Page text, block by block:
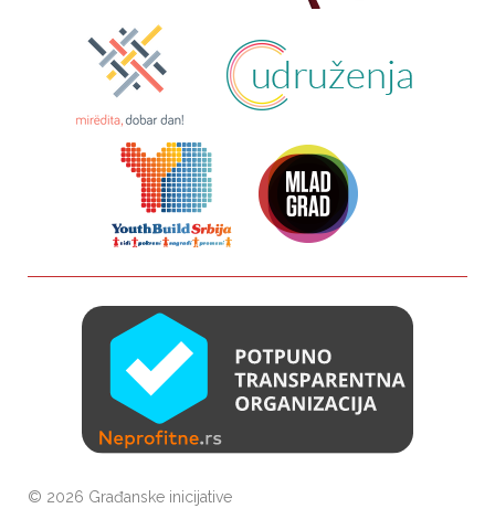
© 2026 Građanske inicijative